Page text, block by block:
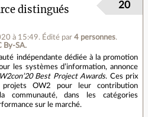
distingués
à 15:49. Édité par 4 personnes.
By‑SA.
20
indépendante dédiée à la promotion
les systèmes d’information, annonce
Best Project Awards. Ces prix
projets OW2 pour leur contribution
communauté, dans les catégories
sur le marché.